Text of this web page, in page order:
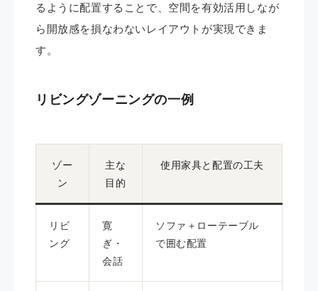
るように配置することで、空間を有効活用しなが
ら開放感を損なわないレイアウトが実現できま
す。
リビングゾーニングの一例
ゾー
ン
主な
目的
使用家具と配置の工夫
リビ
ング
寛
ぎ・
会話
ソファ＋ローテーブル
で囲む配置